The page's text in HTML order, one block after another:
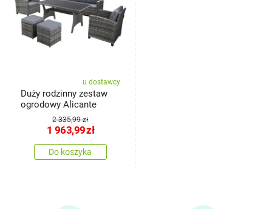
u dostawcy
Duży rodzinny zestaw
ogrodowy Alicante
2 335,99 zł
1 963,99zł
Do koszyka